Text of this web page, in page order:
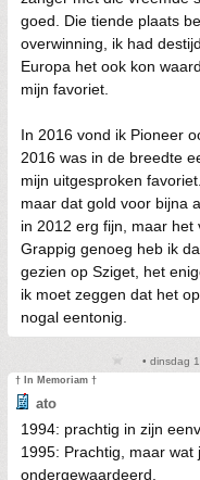
goed. Die tiende plaats
overwinning, ik had
Europa het ook kon
mijn favoriet.
In 2016 vond ik Pioneer
2016 was in de breedte
mijn uitgesproken
maar dat gold voor bijna
in 2012 erg fijn, maar het
Grappig genoeg heb ik
gezien op Sziget, het
ik moet zeggen dat het
nogal eentonig.
• dinsdag
† In Memoriam †
ato
1994: prachtig in zijn
1995: Prachtig, maar
ondergewaardeerd.